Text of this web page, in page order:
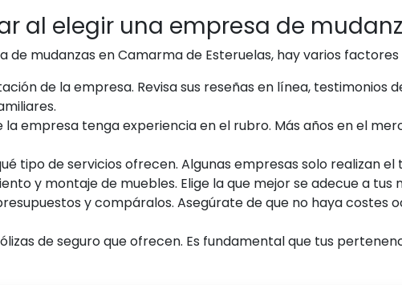
al elegir una empresa de
de mudanzas en Camarma de Esteruelas, hay varios
de la empresa. Revisa sus reseñas en línea, testimonios
la empresa tenga experiencia en el rubro. Más años en el
tipo de servicios ofrecen. Algunas empresas solo realizan
y montaje de muebles. Elige la que mejor se adecue a tus
y compáralos. Asegúrate de que no haya costes
de seguro que ofrecen. Es fundamental que tus